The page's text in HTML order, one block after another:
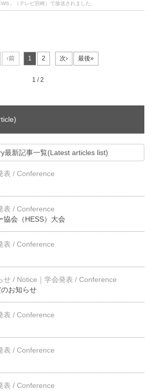
」（テレビ宮崎）で放送されました。
1 / 2
最新記事一覧(Latest articles list)
表 / Conference
表 / Conference
協会（HESS）大会
表 / Conference
せ / Notice
学会発表 / Conference
お知らせ
表 / Conference
表 / Conference
表 / Conference